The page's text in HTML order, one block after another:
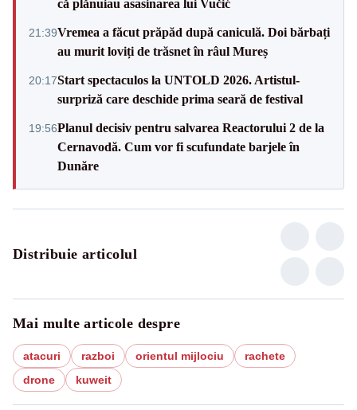
că plănuiau asasinarea lui Vučić
21:39Vremea a făcut prăpăd după caniculă. Doi bărbați
au murit loviți de trăsnet în râul Mureș
20:17Start spectaculos la UNTOLD 2026. Artistul-
surpriză care deschide prima seară de festival
19:56Planul decisiv pentru salvarea Reactorului 2 de la
Cernavodă. Cum vor fi scufundate barjele în
Dunăre
Distribuie articolul
Mai multe articole despre
atacuri razboi orientul mijlociu
rachete
drone
kuweit